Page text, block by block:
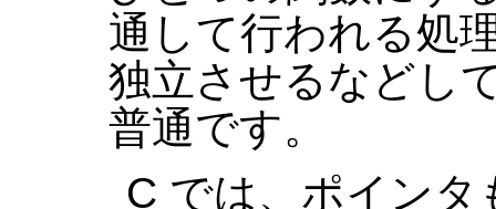
通して行われる処
独立させるなどし
普通です。
C では、ポイン